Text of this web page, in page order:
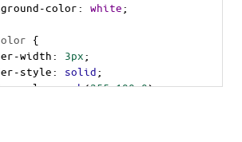
color: white;
{
width: 3px;
style: solid;
color: rgb(255,190,0);